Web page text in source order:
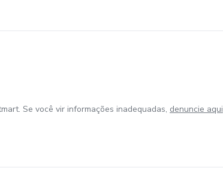
Se você vir informações inadequadas, denuncie aqui